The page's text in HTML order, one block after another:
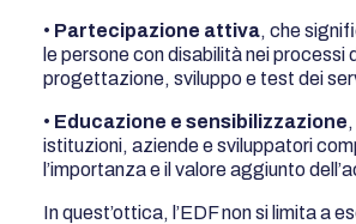
• Partecipazione attiva, che
le persone con disabilità nei processi
progettazione, sviluppo e test dei
• Educazione e sensibilizzazione
istituzioni, aziende e sviluppatori
l’importanza e il valore aggiunto
In quest’ottica, l’EDF non si limita a